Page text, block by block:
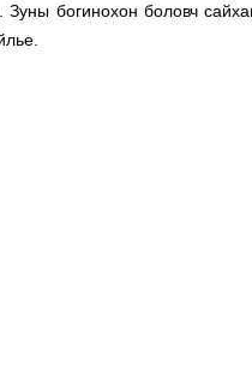
Зуны богинохон боловч